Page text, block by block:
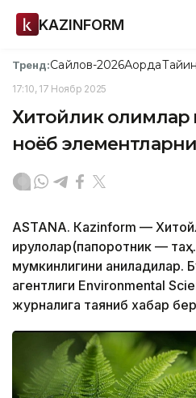
KAZINFORM
Тренд:Сайлов-2026Ақорда
17:10, 17 Ноябр 2025
Хитойлик олимлар
ноёб
ASTANА. Каzinform —
қирққулоқлар(папоротник —
мумкинлигини аниқладилар.
агентлиги Environmental
журналига таяниб хабар